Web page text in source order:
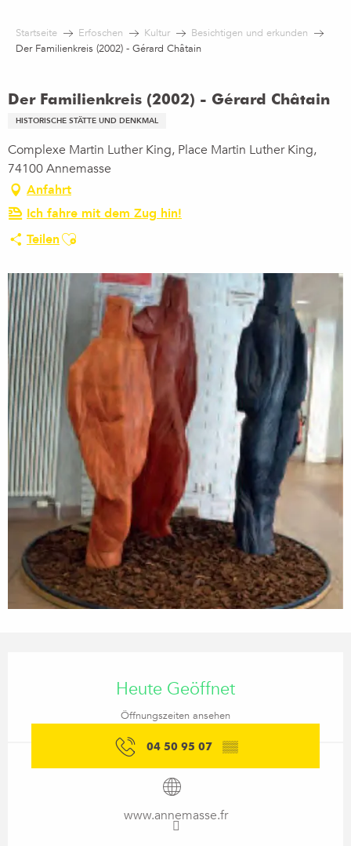
contenu
Startseite Erfoschen Kultur
Besichtigen und erkunden
Der Familienkreis (2002) - Gérard Châtain
Der Familienkreis (2002) - Gérard Châtain
HISTORISCHE STÄTTE UND DENKMAL
Complexe Martin Luther King, Place Martin Luther King,
74100 Annemasse
Anfahrt
Ich fahre mit dem Zug hin!
TeilenAjouter aux favoris
Heute Geöffnet
Öffnungszeiten ansehen
04 50 95 07 ▒▒
www.annemasse.fr